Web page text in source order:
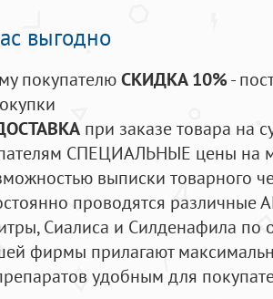
выгодно
покупателюСКИДКА 10%-
при заказе товара на
СПЕЦИАЛЬНЫЕ цены на
выписки товарного
проводятся
Сиалиса и Силденафила по
фирмы прилагают
удобным для